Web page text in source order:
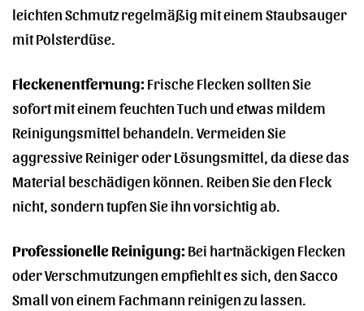
leichten Schmutz regelmäßig mit einem Staubsauger
mit Polsterdüse.
Fleckenentfernung:Frische Flecken sollten Sie
sofort mit einem feuchten Tuch und etwas mildem
Reinigungsmittel behandeln. Vermeiden Sie
aggressive Reiniger oder Lösungsmittel, da diese das
Material beschädigen können. Reiben Sie den Fleck
nicht, sondern tupfen Sie ihn vorsichtig ab.
Professionelle Reinigung:Bei hartnäckigen Flecken
oder Verschmutzungen empfiehlt es sich, den Sacco
Small von einem Fachmann reinigen zu lassen.